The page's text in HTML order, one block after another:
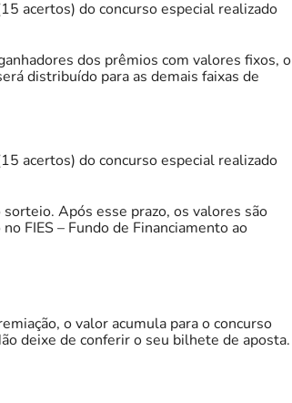
acertos) do concurso especial realizado
dos prêmios com valores fixos, o
distribuído para as demais faixas de
acertos) do concurso especial realizado
Após esse prazo, os valores são
FIES – Fundo de Financiamento ao
o valor acumula para o concurso
deixe de conferir o seu bilhete de aposta.